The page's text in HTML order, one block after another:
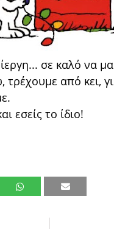
σε καλό να
από κει,
εσείς το ίδιο!